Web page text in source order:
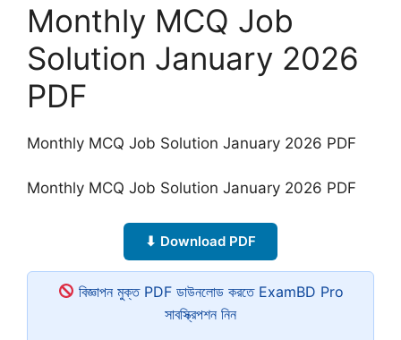
Monthly MCQ Job
Solution January 2026
PDF
Monthly MCQ Job Solution January 2026 PDF
Monthly MCQ Job Solution January 2026 PDF
⬇ Download PDF
বিজ্ঞাপন মুক্ত PDF ডাউনলোড করতে ExamBD Pro
সাবস্ক্রিপশন নিন